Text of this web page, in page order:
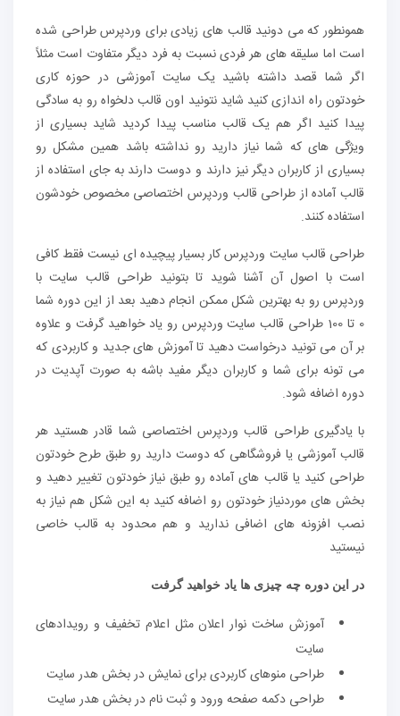
همونطور که می دونید قالب های زیادی برای وردپرس طراحی شده
است اما سلیقه های هر فردی نسبت به فرد دیگر متفاوت است مثلاً
اگر شما قصد داشته باشید یک سایت آموزشی در حوزه کاری
خودتون راه اندازی کنید شاید نتونید اون قالب دلخواه رو به سادگی
پیدا کنید اگر هم یک قالب مناسب پیدا کردید شاید بسیاری از
ویژگی های که شما نیاز دارید رو نداشته باشد همین مشکل رو
بسیاری از کاربران دیگر نیز دارند و دوست دارند به جای استفاده از
قالب آماده از طراحی قالب وردپرس اختصاصی مخصوص خودشون
استفاده کنند.
طراحی قالب سایت وردپرس کار بسیار پیچیده ای نیست فقط کافی
است با اصول آن آشنا شوید تا بتونید طراحی قالب سایت با
وردپرس رو به بهترین شکل ممکن انجام دهید بعد از این دوره شما
0 تا 100 طراحی قالب سایت وردپرس رو یاد خواهید گرفت و علاوه
بر آن می تونید درخواست دهید تا آموزش های جدید و کاربردی که
می تونه برای شما و کاربران دیگر مفید باشه به صورت آپدیت در
دوره اضافه شود.
با یادگیری طراحی قالب وردپرس اختصاصی شما قادر هستید هر
قالب آموزشی یا فروشگاهی که دوست دارید رو طبق طرح خودتون
طراحی کنید یا قالب های آماده رو طبق نیاز خودتون تغییر دهید و
بخش های موردنیاز خودتون رو اضافه کنید به این شکل هم نیاز به
نصب افزونه های اضافی ندارید و هم محدود به قالب خاصی
نیستید
در این دوره چه چیزی ها یاد خواهید گرفت
آموزش ساخت نوار اعلان مثل اعلام تخفیف و رویدادهای
سایت
طراحی منوهای کاربردی برای نمایش در بخش هدر سایت
طراحی دکمه صفحه ورود و ثبت نام در بخش هدر سایت